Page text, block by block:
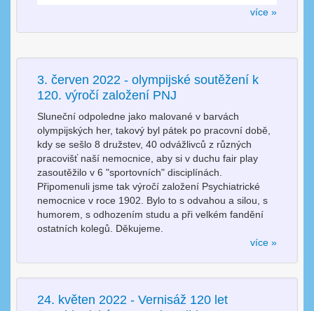
více »
3. červen 2022 - olympijské soutěžení k
120. výročí založení PNJ
Sluneční odpoledne jako malované v barvách
olympijských her, takový byl pátek po pracovní době,
kdy se sešlo 8 družstev, 40 odvážlivců z různých
pracovišť naší nemocnice, aby si v duchu fair play
zasoutěžilo v 6 "sportovních" disciplínách.
Připomenuli jsme tak výročí založení Psychiatrické
nemocnice v roce 1902. Bylo to s odvahou a silou, s
humorem, s odhozením studu a při velkém fandění
ostatních kolegů. Děkujeme.
více »
24. květen 2022 - Vernisáž 120 let